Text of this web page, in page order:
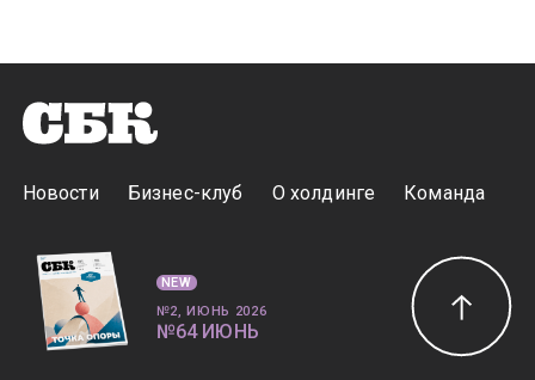
Новости Бизнес-клуб О холдинге Команда
NEW
№2, ИЮНЬ 2026
№64 ИЮНЬ